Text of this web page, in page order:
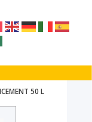
50 L